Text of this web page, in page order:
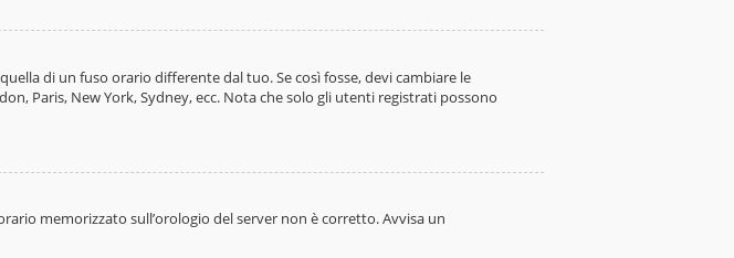
di un fuso orario differente dal tuo. Se così fosse, devi cambiare le
Paris, New York, Sydney, ecc. Nota che solo gli utenti registrati possono
memorizzato sull’orologio del server non è corretto. Avvisa un